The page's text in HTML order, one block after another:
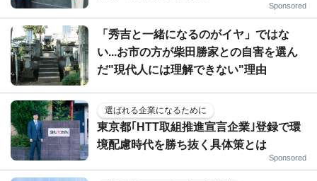
Sponsored
「秀吉と一緒になるのがイヤ」ではな
い...お市の方が柴田勝家との自害を選ん
だ"現代人には理解できない"理由
選ばれる企業になるために
東京都｢HTT取組推進宣言企業｣登録で環
境配慮時代を勝ち抜く具体策とは
Sponsored